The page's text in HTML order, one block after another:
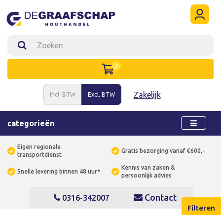
Filteren
Incl. BTW Excl. BTW Zakelijk
0
categorieën
Eigen regionale
transportdienst
Gratis bezorging vanaf €600,-
Snelle levering binnen 48 uur*
Kennis van zaken &
persoonlijk advies
0316-342007 Contact